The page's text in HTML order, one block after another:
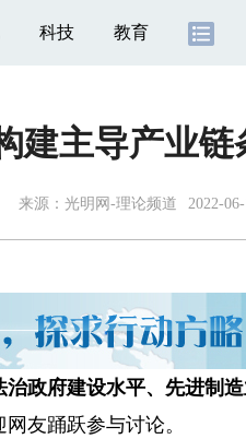
科技 教育
建主导产业
来源： 光明网-理论频道 2022-
治政府建设水平、先进制
友踊跃参与讨论。